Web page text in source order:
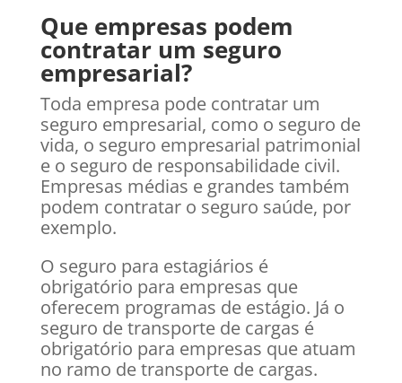
Que empresas podem
contratar um seguro
empresarial?
Toda empresa pode contratar um
seguro empresarial, como o seguro de
vida, o seguro empresarial patrimonial
e o seguro de responsabilidade civil.
Empresas médias e grandes também
podem contratar o seguro saúde, por
exemplo.
O seguro para estagiários é
obrigatório para empresas que
oferecem programas de estágio. Já o
seguro de transporte de cargas é
obrigatório para empresas que atuam
no ramo de transporte de cargas.